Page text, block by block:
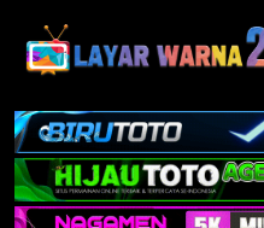
content